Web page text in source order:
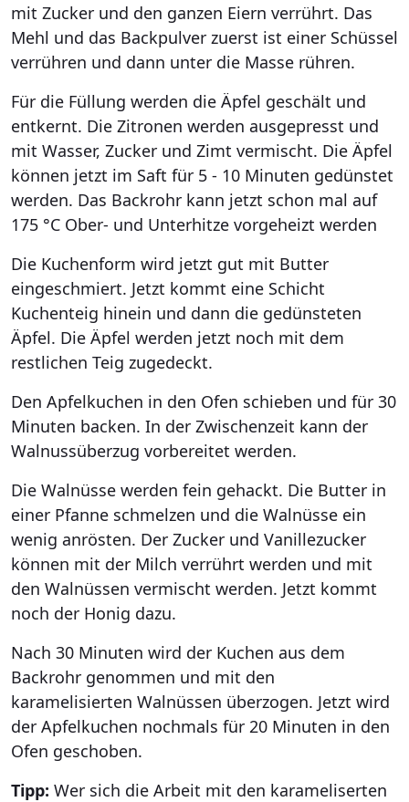
mit Zucker und den ganzen Eiern verrührt. Das
Mehl und das Backpulver zuerst ist einer Schüssel
verrühren und dann unter die Masse rühren.
Für die Füllung werden die Äpfel geschält und
entkernt. Die Zitronen werden ausgepresst und
mit Wasser, Zucker und Zimt vermischt. Die Äpfel
können jetzt im Saft für 5 - 10 Minuten gedünstet
werden. Das Backrohr kann jetzt schon mal auf
175 °C Ober- und Unterhitze vorgeheizt werden
Die Kuchenform wird jetzt gut mit Butter
eingeschmiert. Jetzt kommt eine Schicht
Kuchenteig hinein und dann die gedünsteten
Äpfel. Die Äpfel werden jetzt noch mit dem
restlichen Teig zugedeckt.
Den Apfelkuchen in den Ofen schieben und für 30
Minuten backen. In der Zwischenzeit kann der
Walnussüberzug vorbereitet werden.
Die Walnüsse werden fein gehackt. Die Butter in
einer Pfanne schmelzen und die Walnüsse ein
wenig anrösten. Der Zucker und Vanillezucker
können mit der Milch verrührt werden und mit
den Walnüssen vermischt werden. Jetzt kommt
noch der Honig dazu.
Nach 30 Minuten wird der Kuchen aus dem
Backrohr genommen und mit den
karamelisierten Walnüssen überzogen. Jetzt wird
der Apfelkuchen nochmals für 20 Minuten in den
Ofen geschoben.
Tipp: Wer sich die Arbeit mit den karameliserten